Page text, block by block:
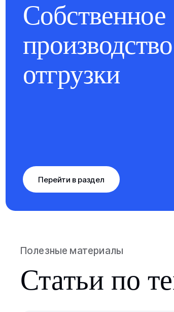
Собственное
отгрузки
Перейти в раздел
Полезные материалы
Статьи по